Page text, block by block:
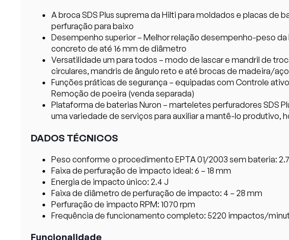
A broca SDS Plus suprema da Hilti para moldados e placas
perfuração para baixo
Desempenho superior – Melhor relação desempenho-peso
concreto de até 16 mm de diâmetro
Versatilidade um para todos – modo de lascar e mandril de
circulares, mandris de ângulo reto e até brocas de madeira/aço
Funções práticas de segurança – equipadas com Controle
Remoção de poeira (venda separada)
Plataforma de baterias Nuron – marteletes perfuradores SDS
uma variedade de serviços para auxiliar a mantê-lo produtivo,
DADOS TÉCNICOS
Peso conforme o procedimento EPTA 01/2003 sem bateria:
Faixa de perfuração de impacto ideal: 6 – 18 mm
Energia de impacto único: 2.4 J
Faixa de diâmetro de perfuração de impacto: 4 – 28 mm
Perfuração de impacto RPM: 1070 rpm
Frequência de funcionamento completo: 5220 impactos/
Funcionalidade